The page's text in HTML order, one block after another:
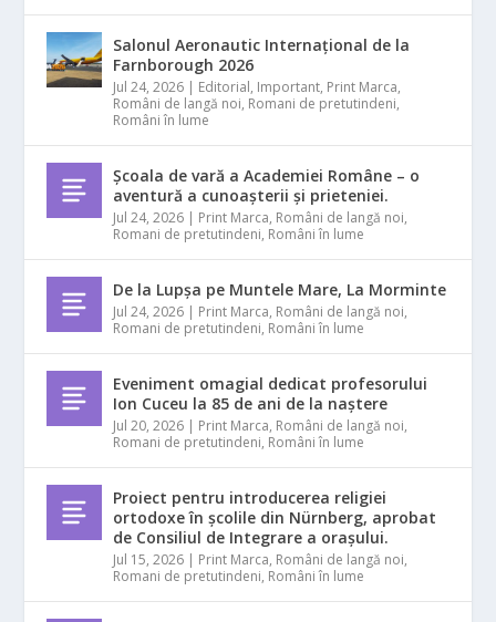
Salonul Aeronautic Internațional de la
Farnborough 2026
Jul 24, 2026 | Editorial, Important, Print Marca,
Români de langă noi, Romani de pretutindeni,
Români în lume
Școala de vară a Academiei Române – o
aventură a cunoașterii și prieteniei.
Jul 24, 2026 | Print Marca, Români de langă noi,
Romani de pretutindeni, Români în lume
De la Lupșa pe Muntele Mare, La Morminte
Jul 24, 2026 | Print Marca, Români de langă noi,
Romani de pretutindeni, Români în lume
Eveniment omagial dedicat profesorului
Ion Cuceu la 85 de ani de la naștere
Jul 20, 2026 | Print Marca, Români de langă noi,
Romani de pretutindeni, Români în lume
Proiect pentru introducerea religiei
ortodoxe în școlile din Nürnberg, aprobat
de Consiliul de Integrare a orașului.
Jul 15, 2026 | Print Marca, Români de langă noi,
Romani de pretutindeni, Români în lume